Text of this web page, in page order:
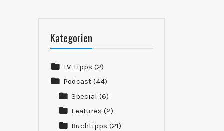
Kategorien
TV-Tipps (2)
Podcast(44)
Special (6)
Features (2)
Buchtipps (21)